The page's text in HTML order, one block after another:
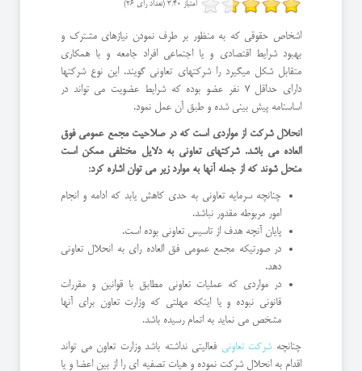
امتیاز 3.40 (تعداد رای 26)
اشخاص حقوقی که به منظور بر طرف نمودن نیازهای مشترک و
بهبود شرایط اقتصادی و یا اجتماعی افراد جامعه و با همکاری
متقابل شکل میگیرد را شرکتهای تعاونی گویند. این نوع شرکتها
دارای حداقل 7 نفر عضو بوده که شرایط عضویت می تواند در
اساسنامه پیش بینی شده و طبق آن عمل نمود.
انحلال شرکت از مواردی است که در صلاحیت مجمع عمومی فوق
العاده می باشد. شرکتهای تعاونی به دلایل مختلفی ممکن است
منحل شوند که از جمله آنها به موارد زیر می توان اشاره کرد:
چنانچه سرمایه تعاونی به حدی کاهش یابد که ادامه و انجام
امور مربوطه مقدور نباشد.
پایان آنچه هدف از تاسیس تعاونی بوده است.
در صورتیکه مجمع عمومی فق العاده رای به انحلال تعاونی
دهد.
در مواردی که عملیات تعاونی مطابق با قوانین و مقررات
قانونی نبوده و یا اینکه مهلتی که وزارت تعاون برای آنها
مشخص می نماید به اتمام رسیده باشد.
چنانچهشرکت تعاونی فعالیتی نداشته باشد وزارت تعاون می تواند
اقدام به انحلال شرکت نموده و هیات تصفیه ای را از بین اعضا و یا